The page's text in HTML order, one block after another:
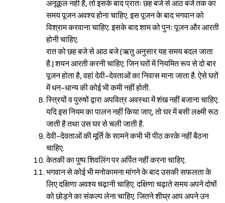
अनूकूल नही है, तो इसके बाद प्रातः छह बजे से आठ बजे तक का
समय पूजन अवश्य होना चाहिए. इस पूजन के बाद भगवान को
विश्राम करवाना चाहिए. इसके बाद शाम को पुनः पूजन और आरती
होनी चाहिए.
रात को छह बजे से आठ बजे (ऋतु अनुसार यह समय बदल जाता
है.) शयन आरती करनी चाहिए. जिन घरों में नियमित रूप से दो बार
पूजन होता है, वहां देवी-देवताओं का निवास माना जाता है. ऐसे घरों
में धन-धान्य की कोई भी कमी नहीं होती.
स्त्रियों व पुरुषों द्वारा अपवित्र अवस्था में शंख नहीं बजाना चाहिए.
यदि इस नियम का पालन नहीं किया जाए, तो घर में बसी लक्ष्मी रूठ
जाती है तथा उस घर से चली जाती है.
देवी-देवताओं की मूर्ति के सामने कभी भी पीठ करके नहीं बैठना
चाहिए.
केतकी का पुष्प शिवलिंग पर अर्पित नहीं करना चाहिए.
भगवान से कोई भी मनोकामना मांगने के बाद उसकी सफलता के
लिए दक्षिणा अवश्य चढ़ानी चाहिए. दक्षिणा चढ़ाते समय अपने दोषों
को छोड़ने का संकल्प लेना चाहिए. जितने शीघ्र आप अपने उन